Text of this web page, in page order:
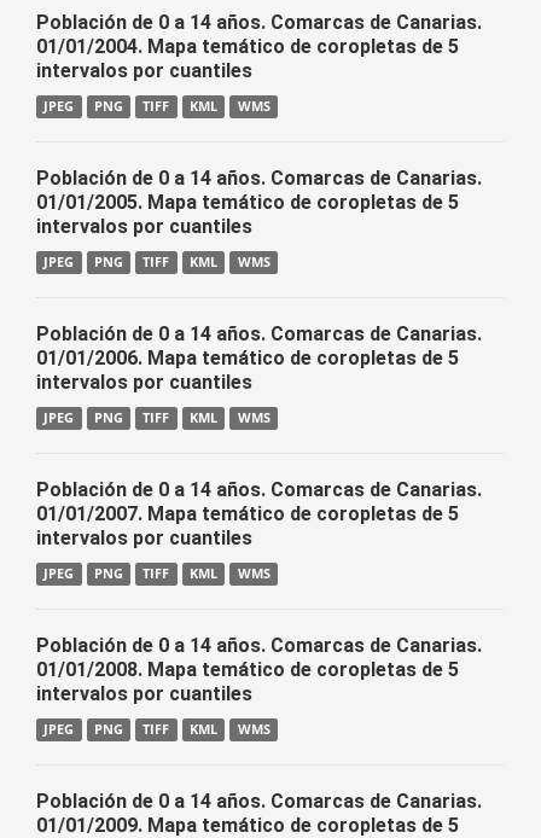
Población de 0 a 14 años. Comarcas de Canarias.
01/01/2004. Mapa temático de coropletas de 5
intervalos por cuantiles
JPEG PNG TIFF KML WMS
Población de 0 a 14 años. Comarcas de Canarias.
01/01/2005. Mapa temático de coropletas de 5
intervalos por cuantiles
JPEG PNG TIFF KML WMS
Población de 0 a 14 años. Comarcas de Canarias.
01/01/2006. Mapa temático de coropletas de 5
intervalos por cuantiles
JPEG PNG TIFF KML WMS
Población de 0 a 14 años. Comarcas de Canarias.
01/01/2007. Mapa temático de coropletas de 5
intervalos por cuantiles
JPEG PNG TIFF KML WMS
Población de 0 a 14 años. Comarcas de Canarias.
01/01/2008. Mapa temático de coropletas de 5
intervalos por cuantiles
JPEG PNG TIFF KML WMS
Población de 0 a 14 años. Comarcas de Canarias.
01/01/2009. Mapa temático de coropletas de 5